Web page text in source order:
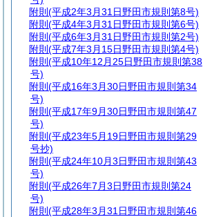
附則 (平成2年3月31日野田市規則第8号)
附則 (平成4年3月31日野田市規則第6号)
附則 (平成6年3月31日野田市規則第2号)
附則 (平成7年3月15日野田市規則第4号)
附則 (平成10年12月25日野田市規則第38
号)
附則 (平成16年3月30日野田市規則第34
号)
附則 (平成17年9月30日野田市規則第47
号)
附則 (平成23年5月19日野田市規則第29
号抄)
附則 (平成24年10月3日野田市規則第43
号)
附則 (平成26年7月3日野田市規則第24
号)
附則 (平成28年3月31日野田市規則第46